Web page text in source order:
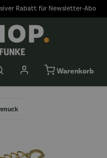
Rabatt für Newsletter-Abo
Warenkorb